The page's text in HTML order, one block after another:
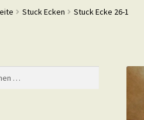
Warenkorb Mein Konto Kasse
Stuck Ecken Stuck Ecke 26-1